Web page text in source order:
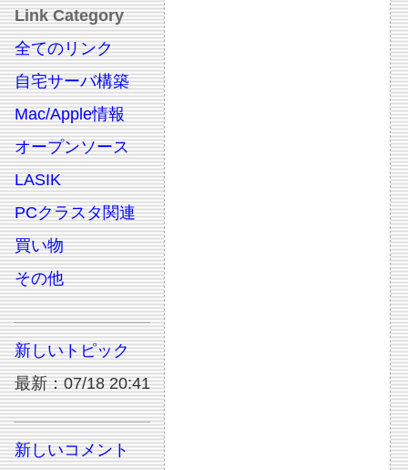
Link Category
全てのリンク
自宅サーバ構築
Mac/Apple情報
オープンソース
LASIK
PCクラスタ関連
買い物
その他
新しいトピック
最新：07/18 20:41
新しいコメント